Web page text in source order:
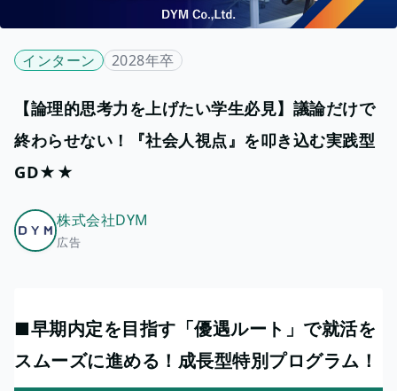
インターン 2028年卒
【論理的思考力を上げたい学生必見】議論だけで
終わらせない！『社会人視点』を叩き込む実践型
GD★★
株式会社DYM
広告
■早期内定を目指す「優遇ルート」で就活を
スムーズに進める！成長型特別プログラム！